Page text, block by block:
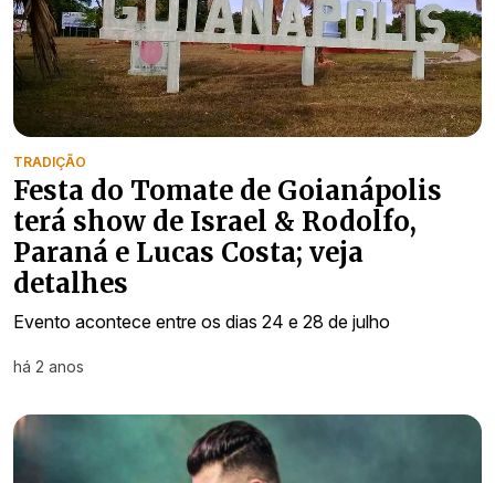
TRADIÇÃO
Festa do Tomate de Goianápolis
terá show de Israel & Rodolfo,
Paraná e Lucas Costa; veja
detalhes
Evento acontece entre os dias 24 e 28 de julho
há 2 anos